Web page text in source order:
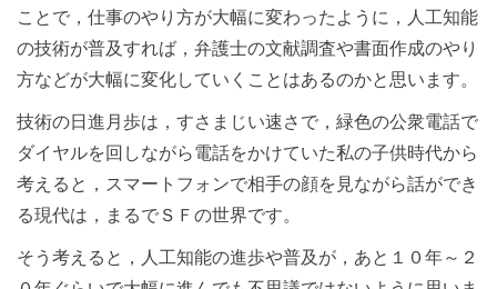
ことで，仕事のやり方が大幅に変わったように，人工知能
の技術が普及すれば，弁護士の文献調査や書面作成のやり
方などが大幅に変化していくことはあるのかと思います。
技術の日進月歩は，すさまじい速さで，緑色の公衆電話で
ダイヤルを回しながら電話をかけていた私の子供時代から
考えると，スマートフォンで相手の顔を見ながら話ができ
る現代は，まるでＳＦの世界です。
そう考えると，人工知能の進歩や普及が，あと１０年～２